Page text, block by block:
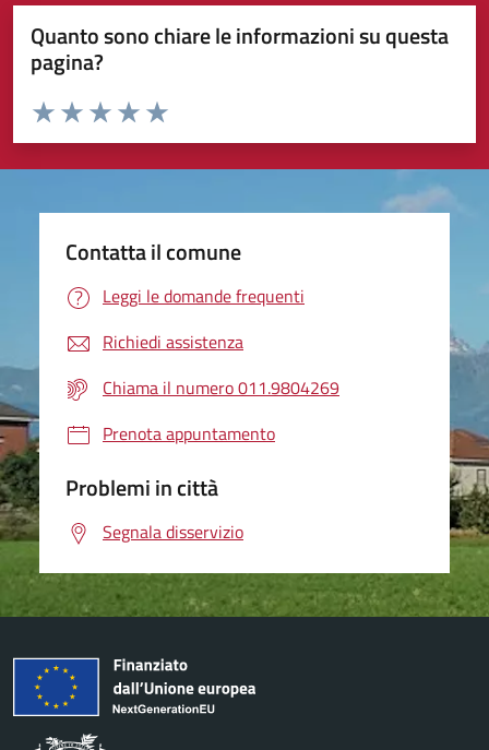
Quanto sono chiare le informazioni su questa
pagina?
Valuta da 1 a 5 stelle la pagina
Valuta 5 stelle su 5
Valuta 4 stelle su 5
Valuta 3 stelle su 5
Valuta 2 stelle su 5
Valuta 1 stelle su 5
Contatta il comune
Leggi le domande frequenti
Richiedi assistenza
Chiama il numero 011.9804269
Prenota appuntamento
Problemi in città
Segnala disservizio